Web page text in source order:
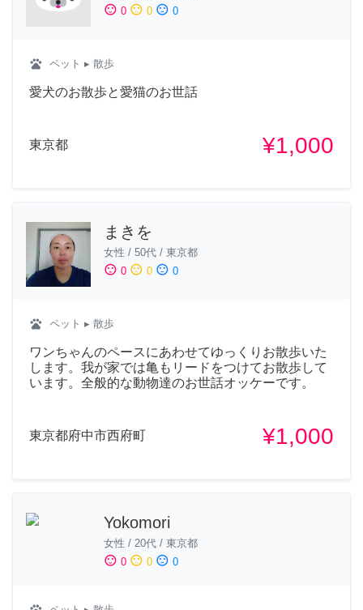
sentiment_satisfied 0 sentiment_neutral 0 sentiment_dissatisfied 0
pets ペット ▸ 散歩
愛犬のお散歩と愛猫のお世話
東京都 ¥1,000
まきを
女性 / 50代 / 東京都
sentiment_satisfied 0 sentiment_neutral 0 sentiment_dissatisfied 0
pets ペット ▸ 散歩
ワンちゃんのペースにあわせてゆっくりお散歩いた
します。我が家では亀もリードをつけてお散歩して
います。全般的な動物達のお世話オッケーです。
東京都府中市西府町 ¥1,000
Yokomori
女性 / 20代 / 東京都
sentiment_satisfied 0 sentiment_neutral 0 sentiment_dissatisfied 0